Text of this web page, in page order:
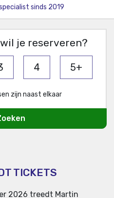
sinds 2019
je reserveren?
4 5+
zijn naast elkaar
TICKETS
2026 treedt Martin